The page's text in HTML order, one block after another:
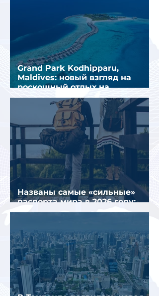
Grand Park Kodhipparu,
Maldives: новый взгляд на
роскошный отдых на
Мальдивах
Названы самые «сильные»
паспорта мира в 2026 году:
Сингапур сохранил лидерство.